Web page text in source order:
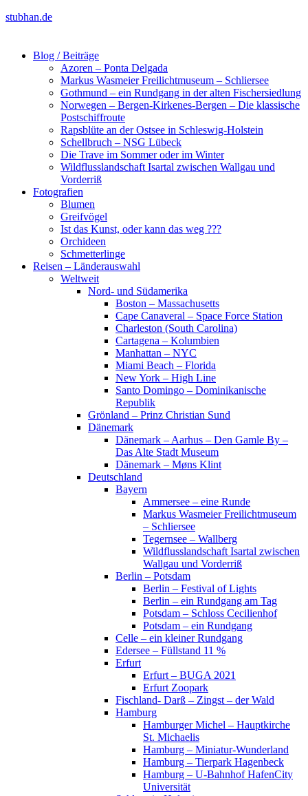
stubhan.de
Blog / Beiträge
Azoren – Ponta Delgada
Markus Wasmeier Freilichtmuseum – Schliersee
Gothmund – ein Rundgang in der alten Fischersiedlung
Norwegen – Bergen-Kirkenes-Bergen – Die klassische
Postschiffroute
Rapsblüte an der Ostsee in Schleswig-Holstein
Schellbruch – NSG Lübeck
Die Trave im Sommer oder im Winter
Wildflusslandschaft Isartal zwischen Wallgau und
Vorderriß
Fotografien
Blumen
Greifvögel
Ist das Kunst, oder kann das weg ???
Orchideen
Schmetterlinge
Reisen – Länderauswahl
Weltweit
Nord- und Südamerika
Boston – Massachusetts
Cape Canaveral – Space Force Station
Charleston (South Carolina)
Cartagena – Kolumbien
Manhattan – NYC
Miami Beach – Florida
New York – High Line
Santo Domingo – Dominikanische
Republik
Grönland – Prinz Christian Sund
Dänemark
Dänemark – Aarhus – Den Gamle By –
Das Alte Stadt Museum
Dänemark – Møns Klint
Deutschland
Bayern
Ammersee – eine Runde
Markus Wasmeier Freilichtmuseum
– Schliersee
Tegernsee – Wallberg
Wildflusslandschaft Isartal zwischen
Wallgau und Vorderriß
Berlin – Potsdam
Berlin – Festival of Lights
Berlin – ein Rundgang am Tag
Potsdam – Schloss Cecilienhof
Potsdam – ein Rundgang
Celle – ein kleiner Rundgang
Edersee – Füllstand 11 %
Erfurt
Erfurt – BUGA 2021
Erfurt Zoopark
Fischland- Darß – Zingst – der Wald
Hamburg
Hamburger Michel – Hauptkirche
St. Michaelis
Hamburg – Miniatur-Wunderland
Hamburg – Tierpark Hagenbeck
Hamburg – U-Bahnhof HafenCity
Universität